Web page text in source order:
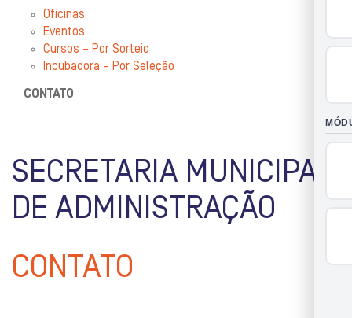
Oficinas
Eventos
Cursos – Por Sorteio
Incubadora – Por Seleção
CONTATO
SECRETARIA MUNICIPAL
DE ADMINISTRAÇÃO
CONTATO